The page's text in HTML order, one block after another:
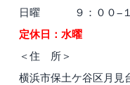
日曜 ９：００−１
定休日：水曜
＜住 所＞
横浜市保土ケ谷区月見